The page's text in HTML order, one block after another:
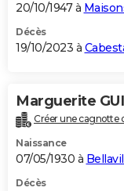
20/10/1947 à
Décès
19/10/2023 à
Marguerite
Créer une cagnotte
Naissance
07/05/1930 à
Décès